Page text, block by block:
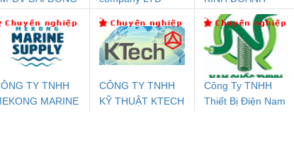
1NO-
24DC-SP -
PSR-SCP-
24UC/ESL4/3X1/1X2/B
- 2981059
Điện AC
Mô-đun Ắc Quy UPS
Contact PSI-REP-
PROFIBUS/12MB -
2708863
Rơ Le An Toàn
DỊCH VỤ XNK
PHƯƠNG NAM
TY TNHH
MARINE
CÔNG TY TNHH
KỸ THUẬT KTECH
Công Ty TNHH
Thiết Bị Điện Nam